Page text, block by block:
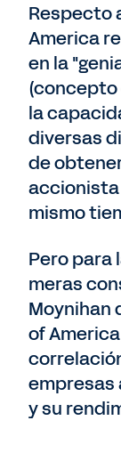
Respecto
America
en la
(concepto
la
diversas
de
accionista
mismo
Pero para
meras
Moynihan
of
empresas
y su